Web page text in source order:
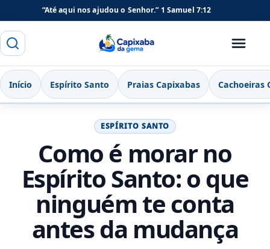
“Até aqui nos ajudou o Senhor.” 1 Samuel 7:12
Buscar Capixaba da Gema
Menu
Início Espírito Santo Praias Capixabas Cachoeiras
ESPÍRITO SANTO
Como é morar no
Espírito Santo: o que
ninguém te conta
antes da mudança